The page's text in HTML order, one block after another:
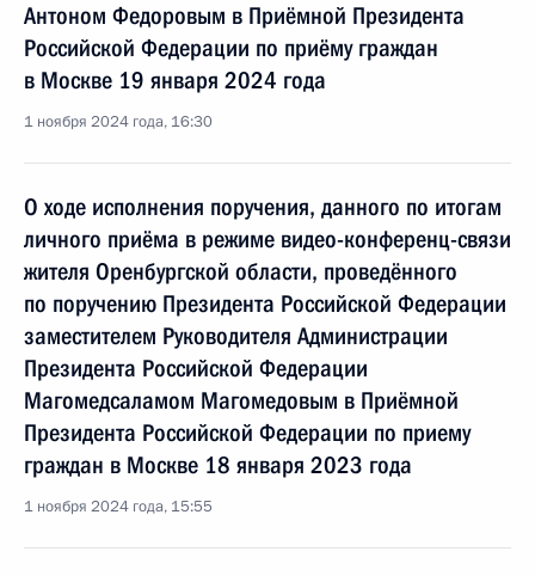
Антоном Федоровым в Приёмной Президента
Российской Федерации по приёму граждан
в Москве 19 января 2024 года
1 ноября 2024 года, 16:30
О ходе исполнения поручения, данного по итогам
личного приёма в режиме видео-конференц-связи
жителя Оренбургской области, проведённого
по поручению Президента Российской Федерации
заместителем Руководителя Администрации
Президента Российской Федерации
Магомедсаламом Магомедовым в Приёмной
Президента Российской Федерации по приему
граждан в Москве 18 января 2023 года
1 ноября 2024 года, 15:55